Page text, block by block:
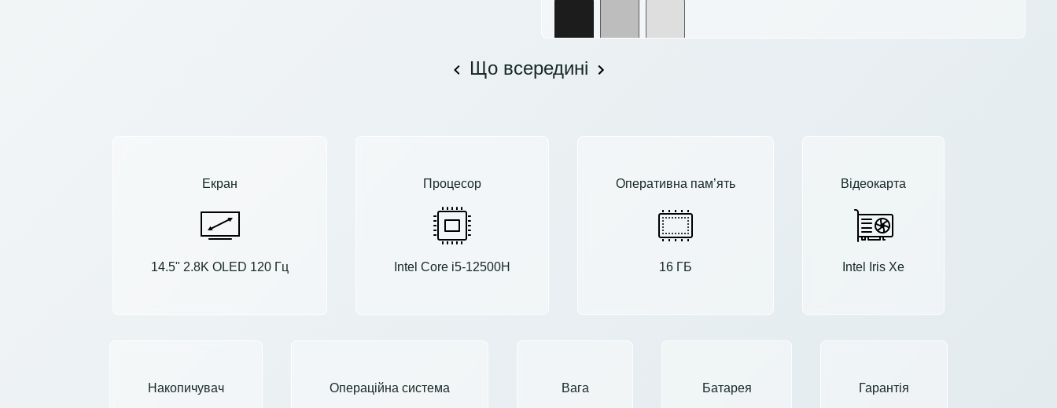
Що всередині
Екран
14.5" 2.8K OLED 120 Гц
Процесор
Intel Core i5-12500H
Оперативна пам’ять
16 ГБ
Відеокарта
Intel Iris Xe
Накопичувач Операційна система Вага Батарея Гарантія